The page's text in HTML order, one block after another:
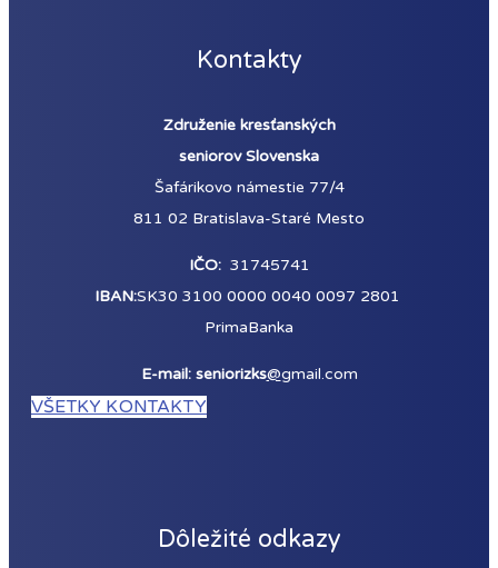
Kontakty
Združenie kresťanských
seniorov Slovenska
Šafárikovo námestie 77/4
811 02 Bratislava-Staré Mesto
IČO:31745741
IBAN:SK30 3100 0000 0040 0097 2801
PrimaBanka
E-mail: seniorizks@gmail.com
VŠETKY KONTAKTY
Dôležité odkazy